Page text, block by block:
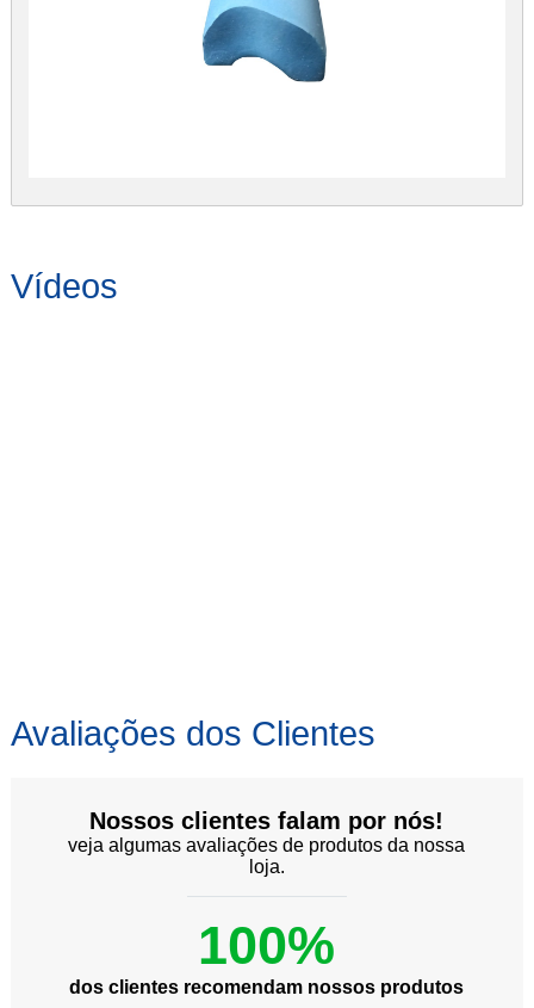
Vídeos
Avaliações dos Clientes
Nossos clientes falam por nós!
veja algumas avaliações de produtos da nossa
loja.
100%
dos clientes recomendam nossos produtos